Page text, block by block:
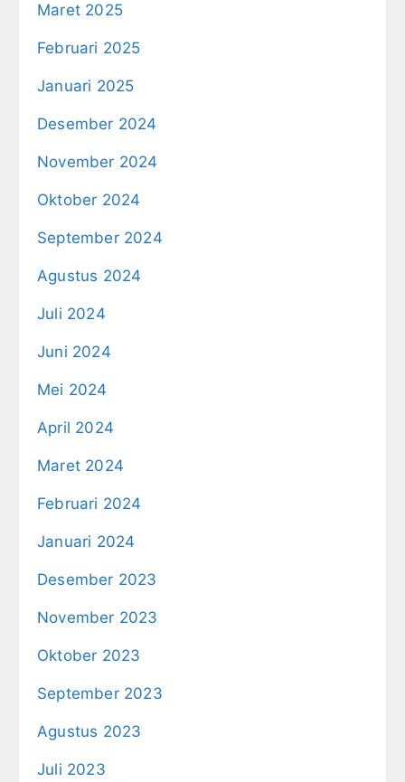
Maret 2025
Februari 2025
Januari 2025
Desember 2024
November 2024
Oktober 2024
September 2024
Agustus 2024
Juli 2024
Juni 2024
Mei 2024
April 2024
Maret 2024
Februari 2024
Januari 2024
Desember 2023
November 2023
Oktober 2023
September 2023
Agustus 2023
Juli 2023